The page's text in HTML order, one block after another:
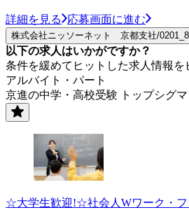
詳細を見る 応募画面に進む
株式会社ニッソーネット 京都支社/
以下の求人はいかがですか？
条件を緩めてヒットした求人情報を
アルバイト・パート
京進の中学・高校受験 トップシグ
☆大学生歓迎!☆社会人Wワーク・